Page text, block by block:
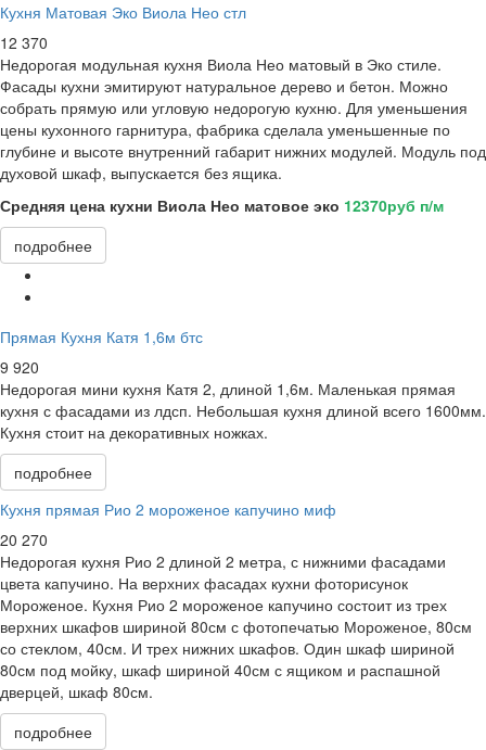
Кухня Матовая Эко Виола Нео стл
12 370
Недорогая модульная кухня Виола Нео матовый в Эко стиле.
Фасады кухни эмитируют натуральное дерево и бетон. Можно
собрать прямую или угловую недорогую кухню. Для уменьшения
цены кухонного гарнитура, фабрика сделала уменьшенные по
глубине и высоте внутренний габарит нижних модулей. Модуль под
духовой шкаф, выпускается без ящика.
Средняя цена кухни Виола Нео матовое эко 12370руб п/м
подробнее
Прямая Кухня Катя 1,6м бтс
9 920
Недорогая мини кухня Катя 2, длиной 1,6м. Маленькая прямая
кухня с фасадами из лдсп. Небольшая кухня длиной всего 1600мм.
Кухня стоит на декоративных ножках.
подробнее
Кухня прямая Рио 2 мороженое капучино миф
20 270
Недорогая кухня Рио 2 длиной 2 метра, с нижними фасадами
цвета капучино. На верхних фасадах кухни фоторисунок
Мороженое. Кухня Рио 2 мороженое капучино состоит из трех
верхних шкафов шириной 80см с фотопечатью Мороженое, 80см
со стеклом, 40см. И трех нижних шкафов. Один шкаф шириной
80см под мойку, шкаф шириной 40см с ящиком и распашной
дверцей, шкаф 80см.
подробнее